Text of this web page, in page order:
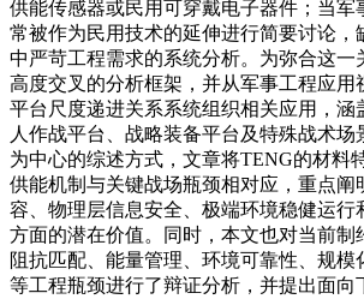
供能传感器或民用可穿戴电子器件；当军
常被作为民用技术的延伸进行简要讨论，
中严苛工程需求的系统分析。为弥合这一
高度交叉的分析框架，并从军事工程应用
平台尺度递进关系系统组织相关应用，涵
人作战平台、战略装备平台及特殊战术场
为中心的综述方式，文章将TENG的材料
供能机制与关键战场瓶颈相对应，重点阐
容、 物理层信息安全 、极端环境稳健运
方面的潜在价值。同时，本文也对当前制
阻抗匹配、能量管理、环境可靠性、规模
等工程瓶颈进行了辩证分析，并提出面向